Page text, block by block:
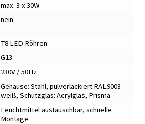
max. 3 x 30W
nein
T8 LED Röhren
G13
230V / 50Hz
Gehäuse: Stahl, pulverlackiert RAL9003
weiß, Schutzglas: Acrylglas, Prisma
Leuchtmittel austauschbar, schnelle
Montage